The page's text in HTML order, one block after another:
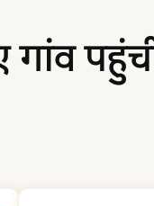
पहुंची